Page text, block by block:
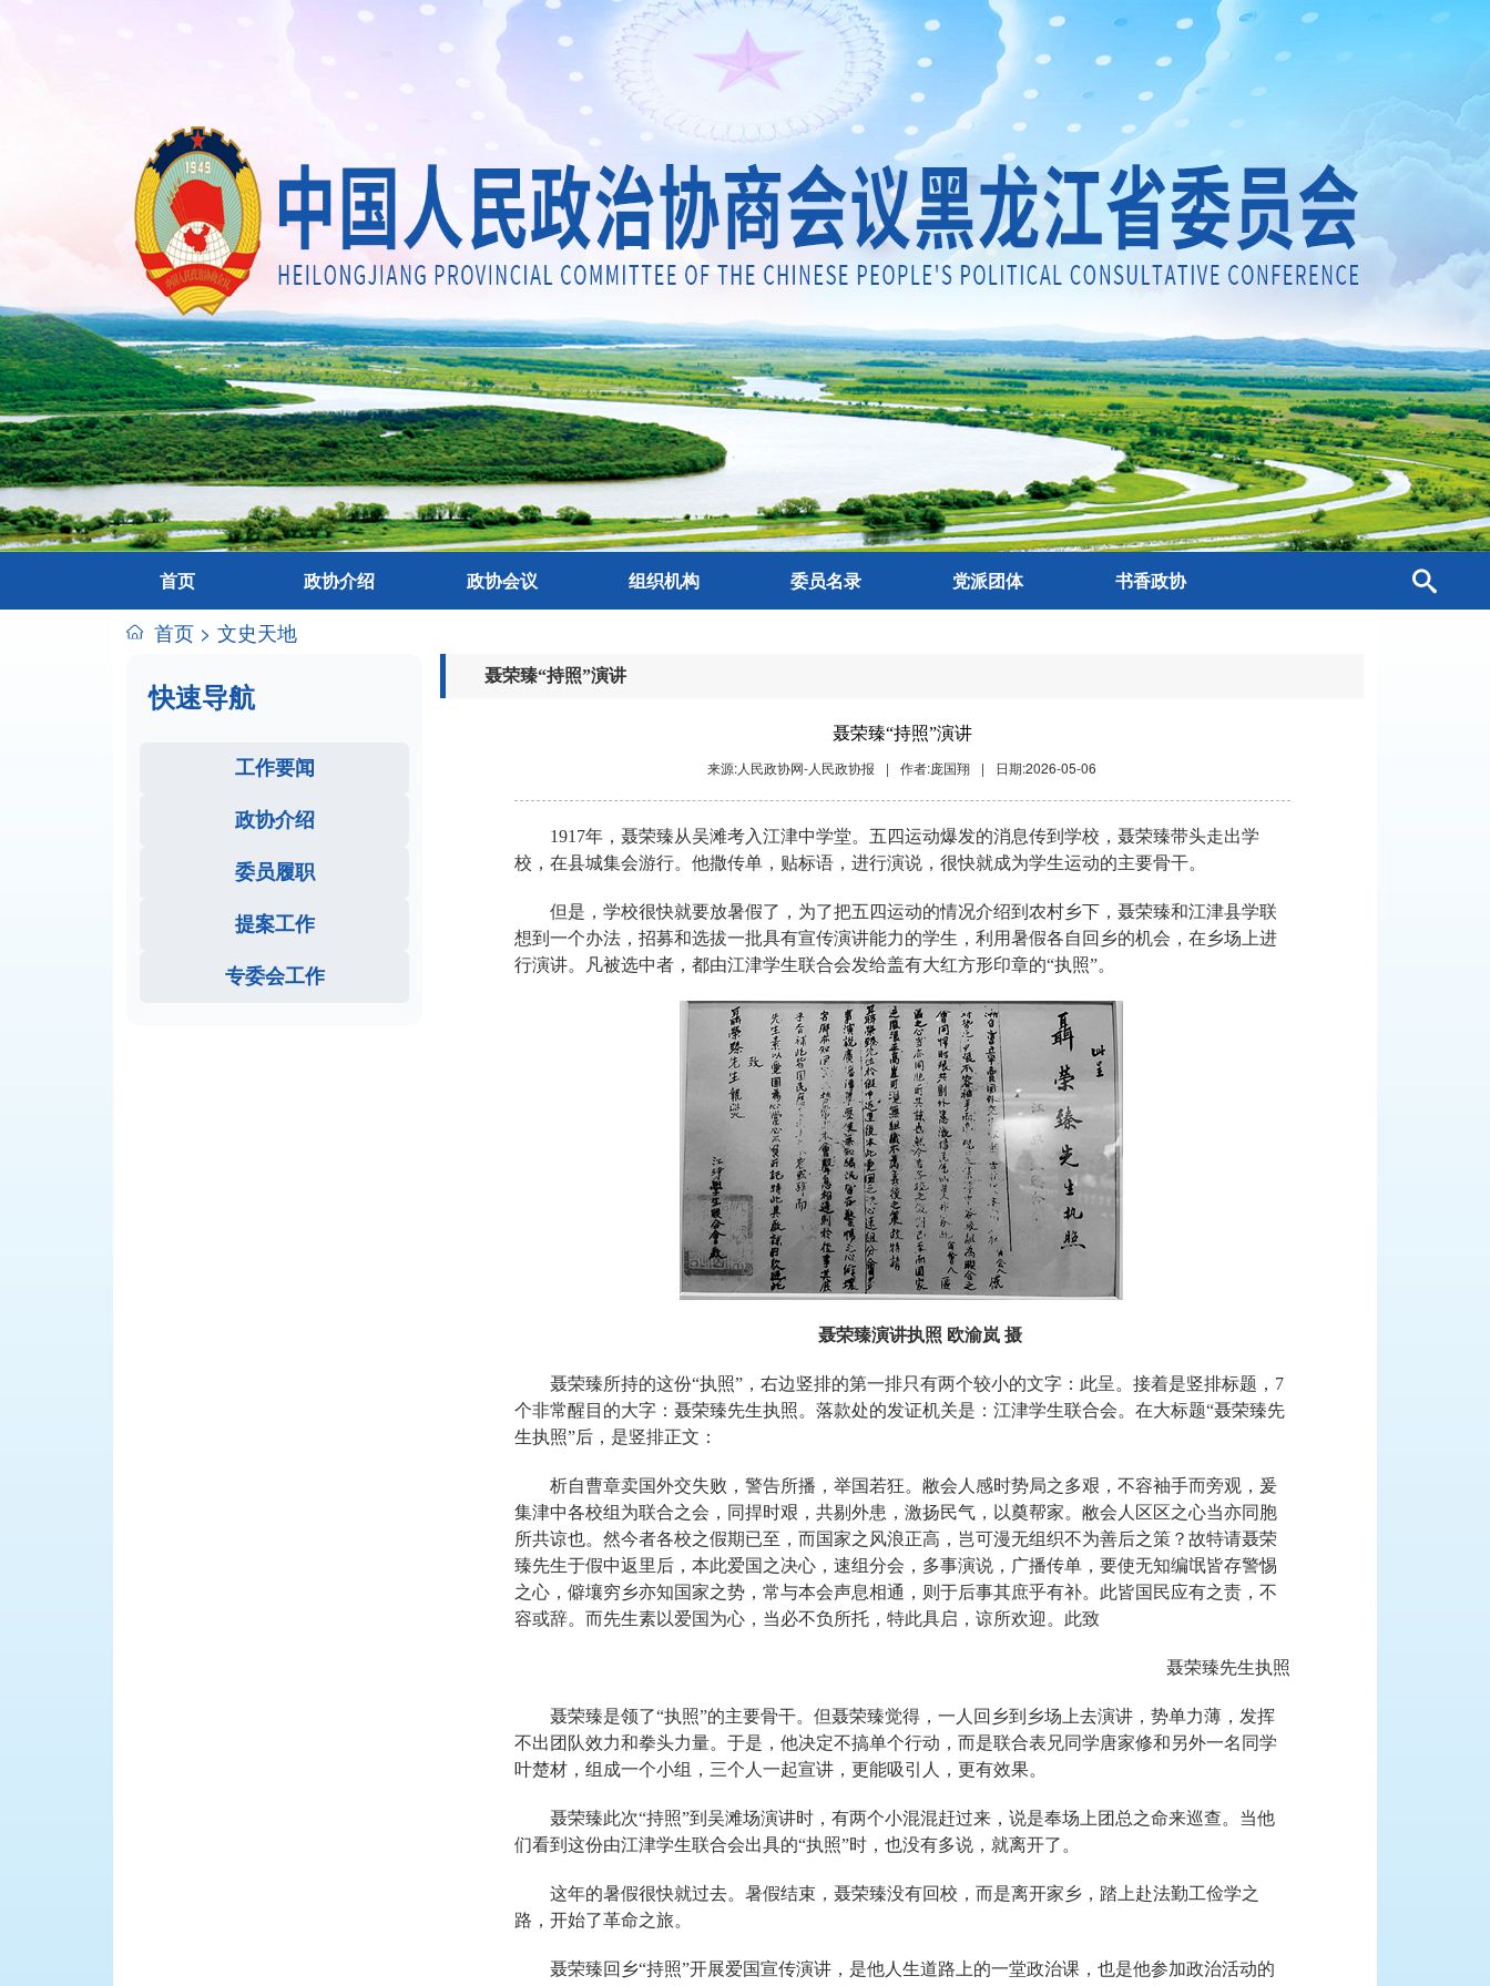
首页 政协介绍 政协会议 组织机构 委员名录 党派团体 书香政协
首页 > 文史天地
快速导航
工作要闻
政协介绍
委员履职
提案工作
专委会工作
聂荣臻“持照”演讲
聂荣臻“持照”演讲
来源:人民政协网-人民政协报
| 作者:庞国翔 | 日期:2026-05-06
1917年，聂荣臻从吴滩考入江津中学堂。五四运动爆发的消息传到学校，聂荣臻带头走出学
校，在县城集会游行。他撒传单，贴标语，进行演说，很快就成为学生运动的主要骨干。
但是，学校很快就要放暑假了，为了把五四运动的情况介绍到农村乡下，聂荣臻和江津县学联
想到一个办法，招募和选拔一批具有宣传演讲能力的学生，利用暑假各自回乡的机会，在乡场上进
行演讲。凡被选中者，都由江津学生联合会发给盖有大红方形印章的“执照”。
聂荣臻演讲执照 欧渝岚 摄
聂荣臻所持的这份“执照”，右边竖排的第一排只有两个较小的文字：此呈。接着是竖排标题，7
个非常醒目的大字：聂荣臻先生执照。落款处的发证机关是：江津学生联合会。在大标题“聂荣臻先
生执照”后，是竖排正文：
析自曹章卖国外交失败，警告所播，举国若狂。敝会人感时势局之多艰，不容袖手而旁观，爰
集津中各校组为联合之会，同捍时艰，共剔外患，激扬民气，以奠帮家。敝会人区区之心当亦同胞
所共谅也。然今者各校之假期已至，而国家之风浪正高，岂可漫无组织不为善后之策？故特请聂荣
臻先生于假中返里后，本此爱国之决心，速组分会，多事演说，广播传单，要使无知编氓皆存警惕
之心，僻壤穷乡亦知国家之势，常与本会声息相通，则于后事其庶乎有补。此皆国民应有之责，不
容或辞。而先生素以爱国为心，当必不负所托，特此具启，谅所欢迎。此致
聂荣臻先生执照
聂荣臻是领了“执照”的主要骨干。但聂荣臻觉得，一人回乡到乡场上去演讲，势单力薄，发挥
不出团队效力和拳头力量。于是，他决定不搞单个行动，而是联合表兄同学唐家修和另外一名同学
叶楚材，组成一个小组，三个人一起宣讲，更能吸引人，更有效果。
聂荣臻此次“持照”到吴滩场演讲时，有两个小混混赶过来，说是奉场上团总之命来巡查。当他
们看到这份由江津学生联合会出具的“执照”时，也没有多说，就离开了。
这年的暑假很快就过去。暑假结束，聂荣臻没有回校，而是离开家乡，踏上赴法勤工俭学之
路，开始了革命之旅。
聂荣臻回乡“持照”开展爱国宣传演讲，是他人生道路上的一堂政治课，也是他参加政治活动的